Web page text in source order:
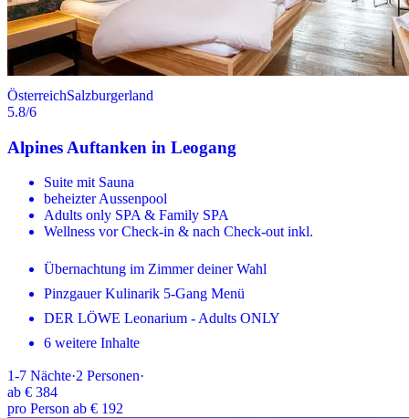
ÖsterreichSalzburgerland
5.8/6
Alpines Auftanken in Leogang
Suite mit Sauna
beheizter Aussenpool
Adults only SPA & Family SPA
Wellness vor Check-in & nach Check-out inkl.
Übernachtung im Zimmer deiner Wahl
Pinzgauer Kulinarik 5-Gang Menü
DER LÖWE Leonarium - Adults ONLY
6 weitere Inhalte
1-7 Nächte·2 Personen·
ab € 384
pro Person ab € 192